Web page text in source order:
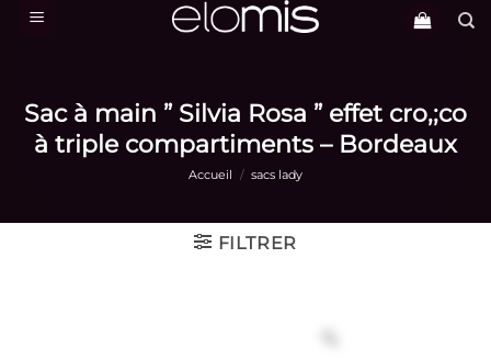
Passer
Sac à main ” Silvia Rosa ” effet cro,;co
à triple compartiments – Bordeaux
Accueil / sacs lady
FILTRER